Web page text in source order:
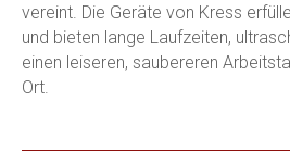
vereint. Die Geräte von Kress
und bieten lange Laufzeiten,
einen leiseren, saubereren
Ort.